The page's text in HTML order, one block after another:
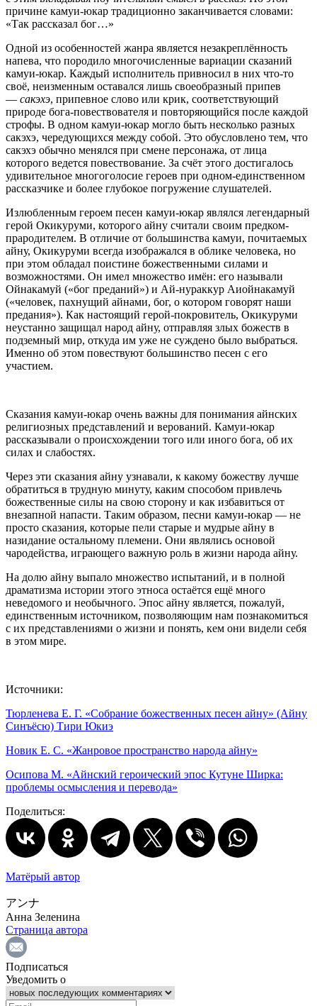
причине камуи-юкар традиционно заканчивается словами:
«Так рассказал бог…»
Одной из особенностей жанра является незакреплённость
напева, что породило многочисленные вариации сказаний
камуи-юкар. Каждый исполнитель привносил в них что-то
своё, неизменным оставался лишь своеобразный припев
— сакэхэ, припевное слово или крик, соответствующий
природе бога-повествователя и повторяющийся после каждой
строфы. В одном камуи-юкар могло быть несколько разных
сакэхэ, чередующихся между собой. Это обусловлено тем, что
сакэхэ обычно менялся при смене персонажа, от лица
которого ведется повествование. За счёт этого достигалось
удивительное многоголосие героев при одном-единственном
рассказчике и более глубокое погружение слушателей.
Излюбленным героем песен камуи-юкар являлся легендарный
герой Окикуруми, которого айну считали своим предком-
прародителем. В отличие от большинства камуи, почитаемых
айну, Окикуруми всегда изображался в облике человека, но
при этом обладал поистине божественными силами и
возможностями. Он имел множество имён: его называли
Ойнакамуй («бог преданий») и Ай-нураккур Аиойнакамуй
(«человек, пахнущий айнами, бог, о котором говорят наши
предания»). Как настоящий герой-покровитель, Окикуруми
неустанно защищал народ айну, отправляя злых божеств в
подземный мир, откуда им уже не суждено было выбраться.
Именно об этом повествуют большинство песен с его
участием.
Сказания камуи-юкар очень важны для понимания айнских
религиозных представлений и верований. Камуи-юкар
рассказывали о происхождении того или иного бога, об их
силах и слабостях.
Через эти сказания айну узнавали, к какому божеству лучше
обратиться в трудную минуту, каким способом привлечь
божественные силы на свою сторону и как избавиться от
внезапной напасти. Таким образом, песни камуи-юкар — не
просто сказания, которые пели старые и мудрые айну в
назидание остальному племени. Они являлись основой
чародейства, играющего важную роль в жизни народа айну.
На долю айну выпало множество испытаний, и в полной
драматизма истории этого этноса остаётся ещё много
неведомого и необычного. Эпос айну является, пожалуй,
единственным источником, позволяющим нам познакомиться
с их представлениями о жизни и понять, кем они видели себя
в этом мире.
Источники:
Тюрленева Е. Г. «Собрание божественных песен айну» (Айну
Синъёсю) Тири Юкиэ
Новик Е. С. «Жанровое пространство народа айну»
Осипова М. «Айнский героический эпос Кутуне Ширка:
проблемы осмысления и перевода»
Поделиться:
Матёрый автор
アンナ
Анна Зеленина
Страница автора
Подписаться
Уведомить о